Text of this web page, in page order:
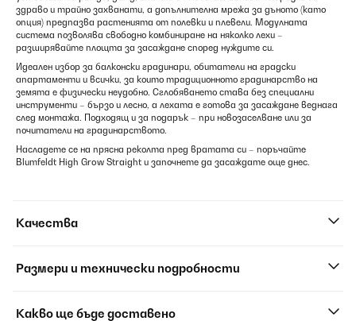
здраво и трайно захванати, а допълнителна мрежа за дъното (като
опция) предпазва растенията от полевки и плевели. Модулната
система позволява свободно комбиниране на няколко лехи –
разширявайте площта за засаждане според нуждите си.
Идеален избор за балконски градинари, обитатели на градски
апартаменти и всички, за които традиционното градинарство на
земята е физически неудобно. Сглобяването става без специални
инструменти – бързо и лесно, а лехата е готова за засаждане веднага
след монтажа. Подходящ и за подарък – при новозаселване или за
почитатели на градинарството.
Насладете се на прясна реколта пред вратата си – поръчайте
Blumfeldt High Grow Straight и започнете да засаждате още днес.
Качества
Размери и технически подробности
Какво ще бъде доставено